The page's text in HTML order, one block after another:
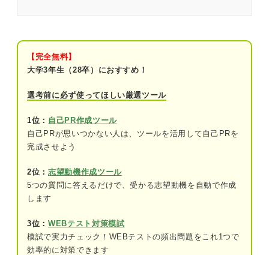
①「私は△△を発揮して問題を解決しまし
②「私は～～（比喩）のような人間です」
③「強みの～～で〇〇を▢％上昇させまし
強み別！ 自己PRの書き出し例文14選
②主体性
④協調性
【完全無料】
大学3年生（28卒）におすすめ！
選考前に必ず使ってほしい厳選ツール
1位： 自己PR作成ツール
自己PRが思いつかない人は、ツールを活用して自己PRを
完成させよう
2位： 志望動機作成ツール
5つの質問に答えるだけで、受かる志望動機を自動で作成
します
3位： WEBテスト対策模試
模試で実力チェック！WEBテストの頻出問題をこれ1つで
効率的に対策できます